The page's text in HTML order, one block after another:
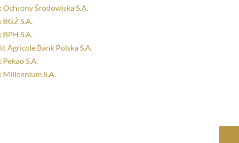
Ochrony Środowiska S.A.
BGŻ S.A.
BPH S.A.
Agricole Bank Polska S.A.
Pekao S.A.
Millennium S.A.